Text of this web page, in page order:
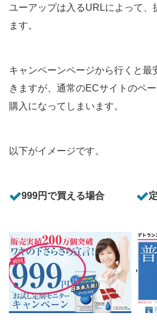
ユーアップは入るURLによって、
ます。
キャンペーンページから行くと最
きますが、通常のECサイトのペ
購入になってしまいます。
以下がイメージです。
999円で買える場合